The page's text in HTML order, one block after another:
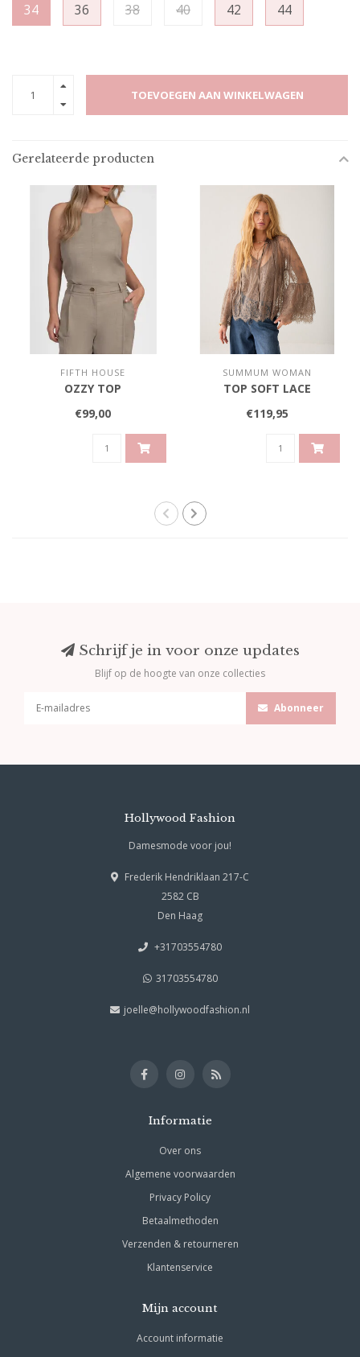
34 36 38 40 42 44
TOEVOEGEN AAN WINKELWAGEN
Gerelateerde producten
FIFTH HOUSE
OZZY TOP
€99,00
SUMMUM WOMAN
TOP SOFT LACE
€119,95
Schrijf je in voor onze updates
Blijf op de hoogte van onze collecties
Abonneer
Hollywood Fashion
Damesmode voor jou!
Frederik Hendriklaan 217-C
2582 CB
Den Haag
+31703554780
31703554780
joelle@hollywoodfashion.nl
Informatie
Over ons
Algemene voorwaarden
Privacy Policy
Betaalmethoden
Verzenden & retourneren
Klantenservice
Mijn account
Account informatie